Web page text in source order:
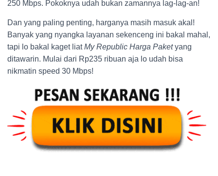
250 Mbps. Pokoknya udah bukan zamannya lag-lag-an!
Dan yang paling penting, harganya masih masuk akal!
Banyak yang nyangka layanan sekenceng ini bakal mahal,
tapi lo bakal kaget liatMy Republic Harga Paketyang
ditawarin. Mulai dari Rp235 ribuan aja lo udah bisa
nikmatin speed 30 Mbps!